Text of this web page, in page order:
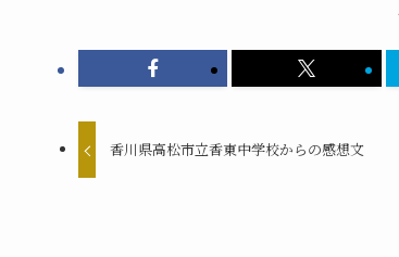
香川県高松市立香東中学校からの感想文